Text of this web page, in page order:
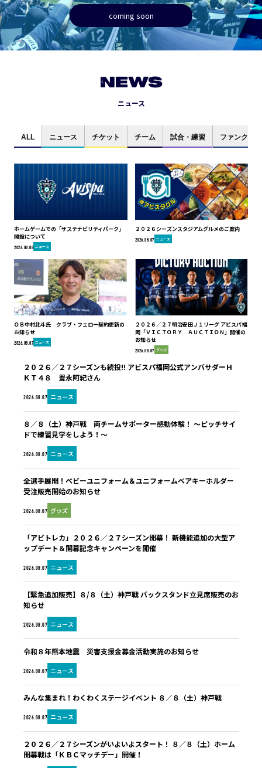
coming soon
NEWS
ニュース
ALL ニュース チケット チーム 試合・練習 ファンクラブ
ホームゲームでの「サステナビリティパーク」
開設について
2026.08.08 ニュース
２０２６シーズンスタジアムグルメのご案内
2026.08.07 ニュース
ＯＢ中村北斗氏 クラブ・フェロー契約更新の
お知らせ
2026.08.07 ニュース
２０２６／２７明治安田Ｊ１リーグ アビスパ福
岡「ＶＩＣＴＯＲＹ ＡＵＣＴＩＯＮ」開催の
お知らせ
2026.08.07 グッズ
2026.08.07 ニュース
２０２６／２７シーズンも続投!! アビスパ福岡公式アンバサダーＨ
ＫＴ４８ 豊永阿紀さん
2026.08.07 ニュース
８／８（土）神戸戦 両チームサポーター感動体験！ ～ピッチサイ
ドで練習見学をしよう！～
2026.08.07 グッズ
全選手展開！ベビーユニフォーム＆ユニフォームベアキーホルダー
受注販売開始のお知らせ
2026.08.07 ニュース
「アビトレカ」２０２６／２７シーズン開幕！ 新機能追加の大型ア
ップデート＆開幕記念キャンペーンを開催
2026.08.07 ニュース
【緊急追加販売】８/８（土）神戸戦 バックスタンド立見席販売のお
知らせ
2026.08.07 ニュース
令和８年熊本地震 災害支援金募金活動実施のお知らせ
2026.08.07 ニュース
みんな集まれ！わくわくステージイベント ８／８（土）神戸戦
２０２６／２７シーズンがいよいよスタート！ ８／８（土）ホーム
開幕戦は「ＫＢＣマッチデー」開催！